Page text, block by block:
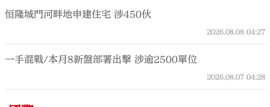
恒隆城門河畔地申建住宅 涉450伙
2026.08.08 04:27
一手混戰/本月8新盤部署出擊 涉逾2500單位
2026.08.07 04:28